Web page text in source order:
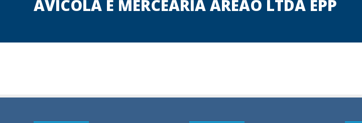
AVICOLA E MERCEARIA AREAO LTDA EPP